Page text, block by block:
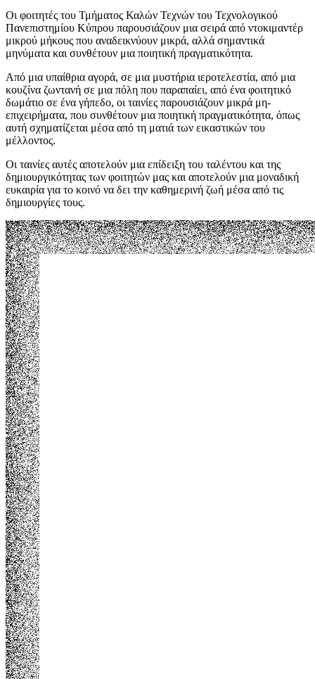
Οι φοιτητές του Τμήματος Καλών Τεχνών του Τεχνολογικού
Πανεπιστημίου Κύπρου παρουσιάζουν μια σειρά από ντοκιμαντέρ
μικρού μήκους που αναδεικνύουν μικρά, αλλά σημαντικά
μηνύματα και συνθέτουν μια ποιητική πραγματικότητα.
Από μια υπαίθρια αγορά, σε μια μυστήρια ιεροτελεστία, από μια
κουζίνα ζωντανή σε μια πόλη που παραπαίει, από ένα φοιτητικό
δωμάτιο σε ένα γήπεδο, οι ταινίες παρουσιάζουν μικρά μη-
επιχειρήματα, που συνθέτουν μια ποιητική πραγματικότητα, όπως
αυτή σχηματίζεται μέσα από τη ματιά των εικαστικών του
μέλλοντος.
Οι ταινίες αυτές αποτελούν μια επίδειξη του ταλέντου και της
δημιουργικότητας των φοιτητών μας και αποτελούν μια μοναδική
ευκαιρία για το κοινό να δει την καθημερινή ζωή μέσα από τις
δημιουργίες τους.